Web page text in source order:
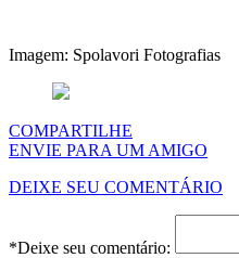
Imagem: Spolavori Fotografias
COMPARTILHE
ENVIE PARA UM AMIGO
DEIXE SEU COMENTÁRIO
*Deixe seu comentário: